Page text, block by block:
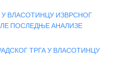
ВЛАСОТИНЦУ ИЗВРСНОГ
ПОСЛЕДЊЕ АНАЛИЗЕ
ТРГА У ВЛАСОТИНЦУ